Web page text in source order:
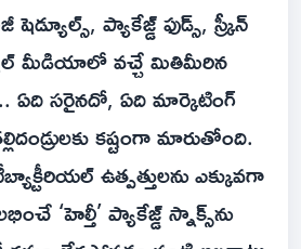
ప్యాకేజ్డ్ ఫుడ్స్, స్క్రీన్
మీడియాలో వచ్చే మితిమీరిన
ఏది సరైనదో, ఏది మార్కెటింగ్
కష్టంగా మారుతోంది.
ఉత్పత్తులను ఎక్కువగా
‘హెల్తీ’ ప్యాకేజ్డ్ స్నాక్స్‌ను